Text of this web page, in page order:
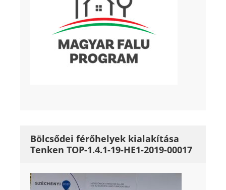
Bölcsődei férőhelyek kialakítása
Tenken TOP-1.4.1-19-HE1-2019-00017